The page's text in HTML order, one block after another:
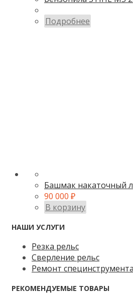
Подробнее
Башмак накаточный
90 000 ₽
В корзину
НАШИ УСЛУГИ
Резка рельс
Сверление рельс
Ремонт специнструмента
РЕКОМЕНДУЕМЫЕ ТОВАРЫ